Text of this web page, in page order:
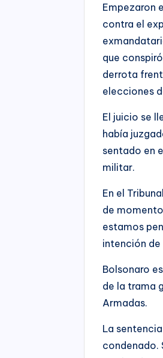
Empezaron
contra el
que
derrota
elecciones
El juicio se
había
sentado en
militar.
En el
de
estamos
intención de
Bolsonaro
de la trama
Armadas.
La
condenado.